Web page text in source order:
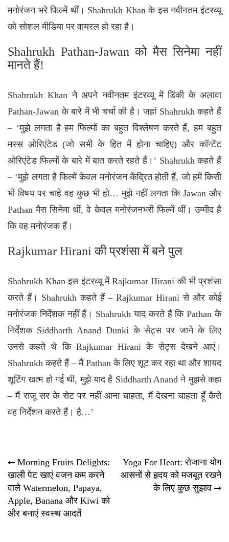
मनोरंजन भरे फिल्में थीं। Shahrukh Khan के इस नवीनतम इंटरव्यू
को सोशल मीडिया पर वायरल हो रहा है।
Shahrukh Pathan-Jawan को मैस सिनेमा नहीं
मानते हैं!
Shahrukh Khan ने अपने नवीनतम इंटरव्यू में डिंकी के अलावा
Pathan-Jawan के बारे में भी चर्चा की है। जहां Shahrukh कहते हैं
– ‘मुझे लगता है हम फिल्मों का बहुत विश्लेषण करते हैं, हम बहुत
मस्स ओरिएंटेड (जो सभी के हित में होना चाहिए) और कॉन्टेंट
ओरिएंटेड फिल्मों के बारे में बात करते रहते हैं।’ Shahrukh कहते हैं
– ‘मुझे लगता है फिल्में केवल मनोरंजन केंद्रित होती हैं, जो हमें किसी
भी विषय पर चाहे वह कुछ भी हो… मुझे नहीं लगता कि Jawan और
Pathan मैस सिनेमा थीं, वे केवल मनोरंजनभरी फिल्में थीं। उम्मीद है
कि वह मनोरंजक हैं।
Rajkumar Hirani की प्रशंसा में बने पुल
Shahrukh Khan इस इंटरव्यू में Rajkumar Hirani की भी प्रशंसा
करते हैं। Shahrukh कहते हैं – Rajkumar Hirani से और कोई
मनोरंजक निर्देशक नहीं हैं। Shahrukh याद करते हैं कि Pathan के
निर्देशक Siddharth Anand Dunki के सेट्स पर जाने के लिए
उनसे कहते थे कि Rajkumar Hirani के सेट्स देखने आएं।
Shahrukh कहते हैं – मैं Pathan के लिए शूट कर रहा था और शायद
शूटिंग खत्म हो गई थी, मुझे याद है Siddharth Anand ने मुझसे कहा
– मैं राजू सर के सेट पर नहीं आना चाहता, मैं देखना चाहता हूँ कैसे
वह निर्देशन करते हैं। है…’
Post
navigation
Morning Fruits Delights:
खाली पेट खाएं वजन कम करने
वाले Watermelon, Papaya,
Apple, Banana और Kiwi को
और बनाएं स्वस्थ आदतें
Yoga For Heart: रोजाना योग
आसनों से हृदय को मजबूत रखने
के लिए कुछ सुझाव